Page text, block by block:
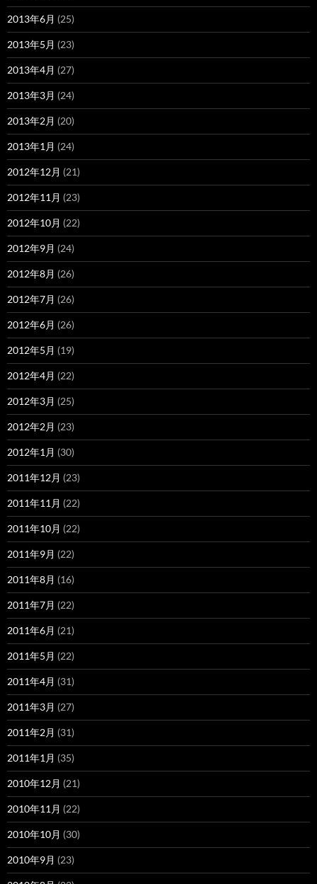
2013年6月 (25)
2013年5月 (23)
2013年4月 (27)
2013年3月 (24)
2013年2月 (20)
2013年1月 (24)
2012年12月 (21)
2012年11月 (23)
2012年10月 (22)
2012年9月 (24)
2012年8月 (26)
2012年7月 (26)
2012年6月 (26)
2012年5月 (19)
2012年4月 (22)
2012年3月 (25)
2012年2月 (23)
2012年1月 (30)
2011年12月 (23)
2011年11月 (22)
2011年10月 (22)
2011年9月 (22)
2011年8月 (16)
2011年7月 (22)
2011年6月 (21)
2011年5月 (22)
2011年4月 (31)
2011年3月 (27)
2011年2月 (31)
2011年1月 (35)
2010年12月 (21)
2010年11月 (22)
2010年10月 (30)
2010年9月 (23)